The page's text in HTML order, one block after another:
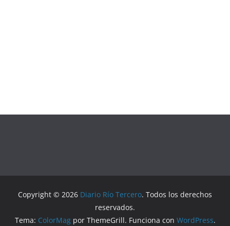
Copyright © 2026 Diario Río Tercero. Todos los derechos
reservados.
Tema: ColorMagpor ThemeGrill. Funciona con WordPress.